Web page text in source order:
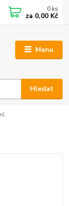
Menu
Hledat
0 ks
za 0,00 Kč